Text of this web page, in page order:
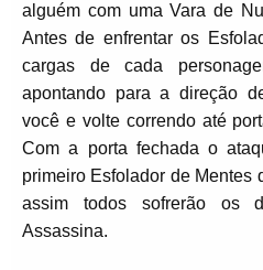
alguém com uma Vara de
Antes de enfrentar os
cargas de cada
apontando para a direção
você e volte correndo até
Com a porta fechada o
primeiro Esfolador de Mentes
assim todos sofrerão os
Assassina.